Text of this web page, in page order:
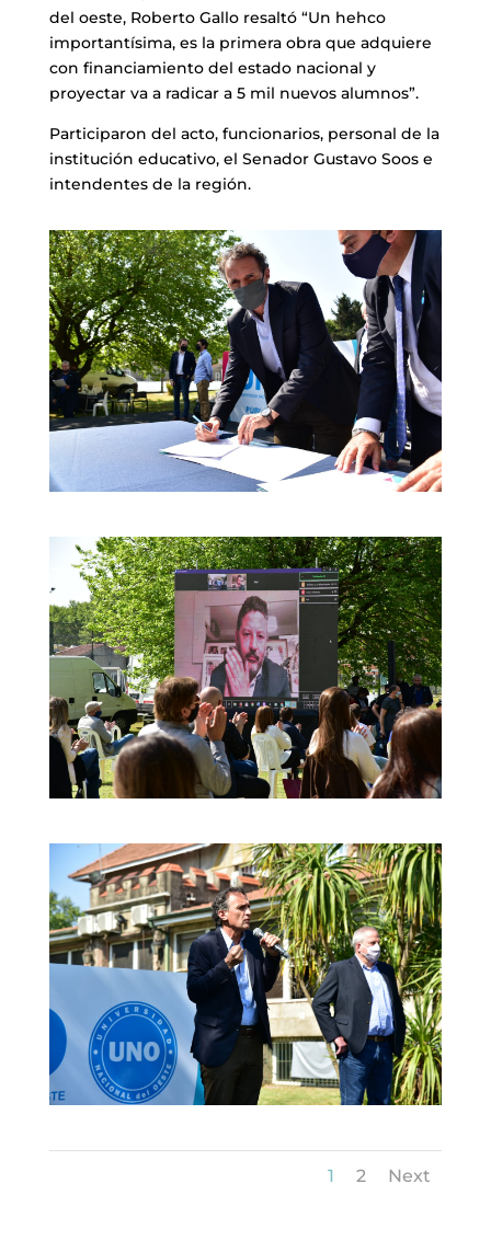
del oeste, Roberto Gallo resaltó “Un hehco
importantísima, es la primera obra que adquiere
con financiamiento del estado nacional y
proyectar va a radicar a 5 mil nuevos alumnos”.
Participaron del acto, funcionarios, personal de la
institución educativo, el Senador Gustavo Soos e
intendentes de la región.
1 2 Next